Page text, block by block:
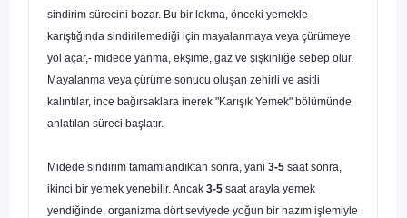
sindirim sürecini bozar. Bu bir lokma, önceki yemekle
karıştığında sindirilemediği için mayalanmaya veya çürümeye
yol açar,- midede yanma, ekşime, gaz ve şişkinliğe sebep olur.
Mayalanma veya çürüme sonucu oluşan zehirli ve asitli
kalıntılar, ince bağırsaklara inerek "Karışık Yemek" bölümünde
anlatılan süreci başlatır.
Midede sindirim tamamlandıktan sonra, yani 3-5 saat sonra,
ikinci bir ye­mek yenebilir. Ancak 3-5 saat arayla yemek
yendiğinde, organizma dört seviyede yoğun bir hazım işlemiyle